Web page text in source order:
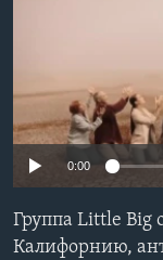
СОЦИАЛЬНЫЕ СЕТИ
No
0:00
Группа Little Big
Калифорнию,